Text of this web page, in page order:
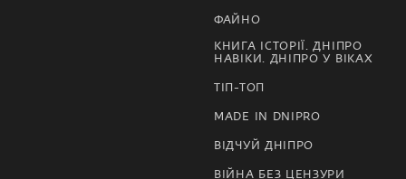
ФАЙНО
КНИГА ІСТОРІЇ. ДНІПРО
НАВІКИ. ДНІПРО У ВІКАХ
ТІП-ТОП
MADE IN DNIPRO
ВІДЧУЙ ДНІПРО
ВІЙНА БЕЗ ЦЕНЗУРИ